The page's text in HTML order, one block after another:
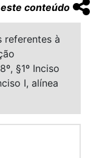
conteúdo
referentes à
§1º Inciso
I, alínea